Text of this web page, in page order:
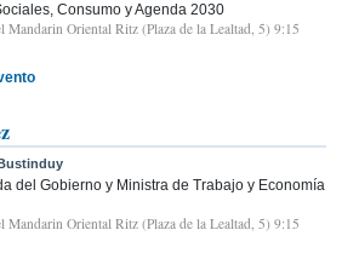
Consumo y Agenda 2030
Mandarin Oriental Ritz (Plaza de la Lealtad, 5) 9:15
del Gobierno y Ministra de Trabajo y Economía
Mandarin Oriental Ritz (Plaza de la Lealtad, 5) 9:15